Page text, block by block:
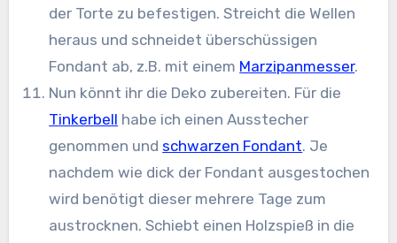
der Torte zu befestigen. Streicht die Wellen
heraus und schneidet überschüssigen
Fondant ab, z.B. mit einem Marzipanmesser.
Nun könnt ihr die Deko zubereiten. Für die
Tinkerbell habe ich einen Ausstecher
genommen und schwarzen Fondant. Je
nachdem wie dick der Fondant ausgestochen
wird benötigt dieser mehrere Tage zum
austrocknen. Schiebt einen Holzspieß in die